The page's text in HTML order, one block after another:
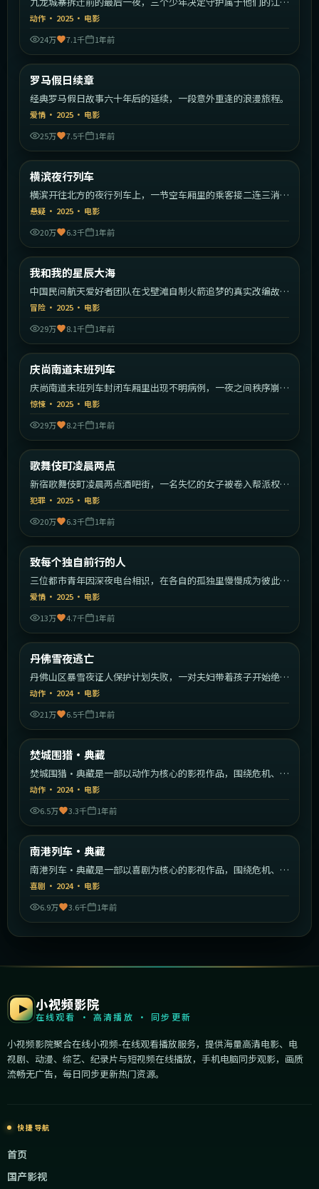
湖。
动作 · 2025 · 电影
24万
7.1千 1年前
最新
罗马假日续章
经典罗马假日故事六十年后的延续，一段意外重逢的浪漫旅程。
爱情 · 2025 · 电影
25万
7.5千 1年前
最新
横滨夜行列车
横滨开往北方的夜行列车上，一节空车厢里的乘客接二连三消
失。
悬疑 · 2025 · 电影
20万
6.3千 1年前
最新
我和我的星辰大海
中国民间航天爱好者团队在戈壁滩自制火箭追梦的真实改编故
事。
冒险 · 2025 · 电影
29万
8.1千 1年前
最新
庆尚南道末班列车
庆尚南道末班列车封闭车厢里出现不明病例，一夜之间秩序崩
塌。
惊悚 · 2025 · 电影
29万
8.2千 1年前
最新
歌舞伎町凌晨两点
新宿歌舞伎町凌晨两点酒吧街，一名失忆的女子被卷入帮派权力
斗争。
犯罪 · 2025 · 电影
20万
6.3千 1年前
最新
致每个独自前行的人
三位都市青年因深夜电台相识，在各自的孤独里慢慢成为彼此的
灯塔。
爱情 · 2025 · 电影
13万
4.7千 1年前
最新
丹佛雪夜逃亡
丹佛山区暴雪夜证人保护计划失败，一对夫妇带着孩子开始绝命
逃亡。
动作 · 2024· 电影
21万
6.5千 1年前
最新
焚城围猎·典藏
焚城围猎·典藏是一部以动作为核心的影视作品，围绕危机、反
转与人物成长展开，整体节奏紧凑，值得推荐观看。
动作 · 2024· 电影
6.5万
3.3千 1年前
最新
南港列车·典藏
南港列车·典藏是一部以喜剧为核心的影视作品，围绕危机、反
转与人物成长展开，整体节奏紧凑，值得推荐观看。
喜剧 · 2024· 电影
6.9万
3.6千 1年前
小视频影院
在线观看 · 高清播放 · 同步更新
小视频影院聚合在线小视频-在线观看播放服务，提供海量高清电影、电
视剧、动漫、综艺、纪录片与短视频在线播放，手机电脑同步观影，画质
流畅无广告，每日同步更新热门资源。
快捷导航
首页
国产影视